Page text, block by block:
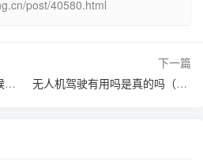
post/40580.html
无人机驾驶证考完了什么时候拿证（无人机驾驶员考过几天能发证）
下一篇
无人机驾驶有用吗是真的吗（无人机有没有人驾驶）